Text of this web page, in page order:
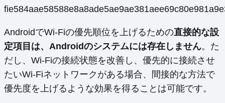
AndroidでWi-Fiの優先順位を上げるための直接的な設
定項目は、Androidのシステムには存在しません。た
だし、Wi-Fiの接続状態を改善し、優先的に接続させ
たいWi-Fiネットワークがある場合、間接的な方法で
優先度を上げるような効果を得ることは可能です。